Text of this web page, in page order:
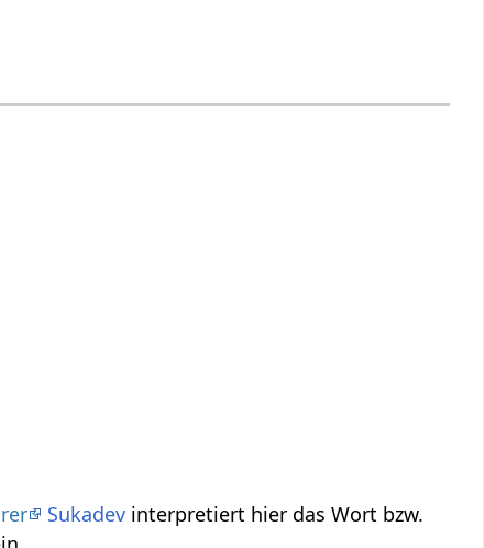
Sukadev interpretiert hier das Wort bzw.